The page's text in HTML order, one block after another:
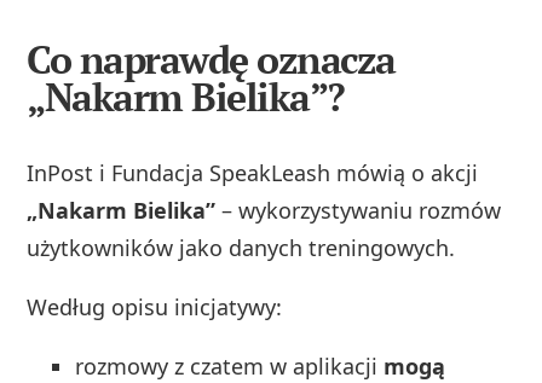
Co naprawdę oznacza
„Nakarm Bielika”?
InPost i Fundacja SpeakLeash mówią o akcji
„Nakarm Bielika” – wykorzystywaniu rozmów
użytkowników jako danych treningowych.
Według opisu inicjatywy:
rozmowy z czatem w aplikacji mogą